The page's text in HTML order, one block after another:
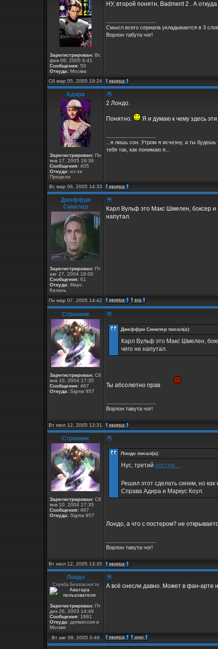
Зарегистрирован: Вс
фев 06, 2005 6:41
Сообщения: 50
Откуда: Москва
НУ, второй понятн, Badment 2 . А
Смысл всего сериала укладывается в 3
Ворлон табута чог!
Сб мар 05, 2005 19:24
Адира
Зарегистрирован: Пн
янв 17, 2005 16:36
Сообщения: 405
Откуда: из-за
Предела
2 Лондо.
Понятно. Я и думаю к чему здесь
...я лишь сон. Утром я исчезну, а ты
тебя так, как понимаю я...
Вс мар 06, 2005 14:33
Джеффри
Синклер
Зарегистрирован: Пт
авг 27, 2004 18:00
Сообщения: 61
Откуда: Марс.
Казань
Карл Вульф это Макс Шмелен, боксер и
напутал.
Пн мар 07, 2005 14:42
Странник
Зарегистрирован: Сб
янв 10, 2004 17:35
Сообщения: 467
Откуда: Sigma 957
Джеффри Синклер писал(а):
Карл Вульф это Макс Шмелен,
чего не напутал.
Ты абсолютно прав
Ворлон тавута чог!
Вт июл 12, 2005 13:31
Странник
Зарегистрирован: Сб
янв 10, 2004 17:35
Сообщения: 467
Откуда: Sigma 957
Лондо писал(а):
Нус, третий постер…
Решил этот сделать синим, но
Справа Адира и Маркус Коул.
Лондо, а что с постером? не
Ворлон тавута чог!
Вт июл 12, 2005 13:35
Лондо
Служба Безопасности
Зарегистрирован: Пт
дек 26, 2003 14:49
Сообщения: 1881
Откуда: дипмиссия в
Москве
А всё снесли давно. Может в фан-арте
Вт авг 09, 2005 0:46